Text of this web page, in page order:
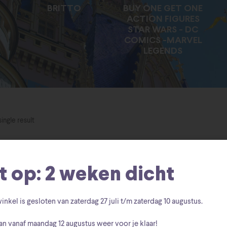
BRITTO
BUY ONE GET ONE
ACTION FIGURES
STAR WARS - DC
COMICS -MARVEL
LEGENDS
result
op: 2 weken dicht
is gesloten van zaterdag27 juli t/m zaterdag 10 augustus.
vanaf maandag 12 augustus weer voor je klaar!